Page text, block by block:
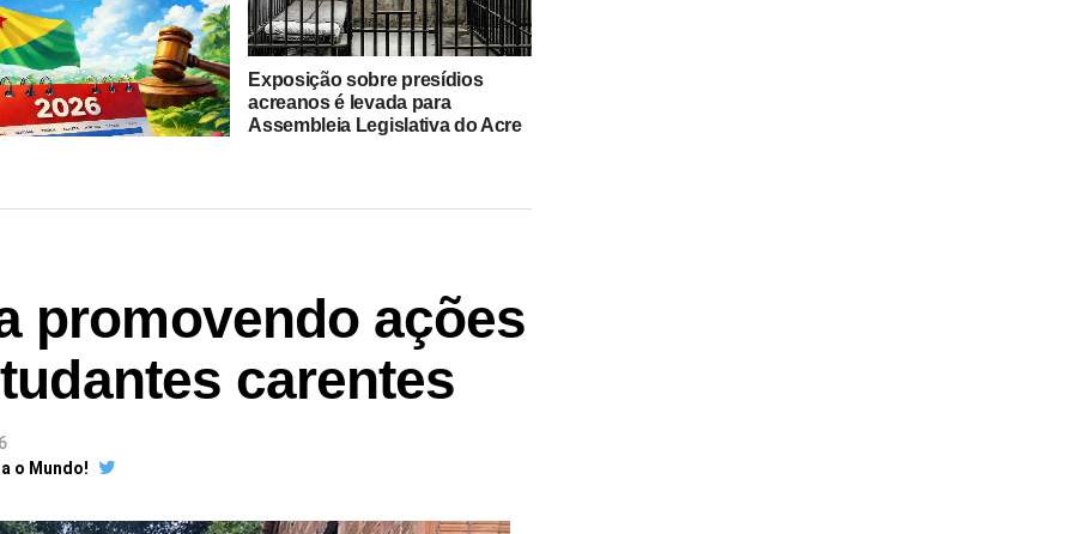
2026 do Acre: Veja o
do Governo e
que vai ditar o ritmo
Exposição sobre presídios
acreanos é levada para
Assembleia Legislativa do Acre
promovendo ações
carentes
o Mundo!